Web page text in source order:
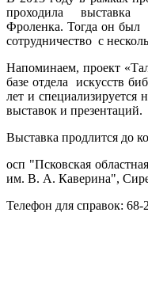
проходила выставка
Фроленка. Тогда он был
сотрудничество с
Напоминаем, проект
базе отдела искусств
лет и специализируется
выставок и презентаций.
Выставка продлится до
осп "Псковская
им. В. А. Каверина",
Телефон для справок: 68-